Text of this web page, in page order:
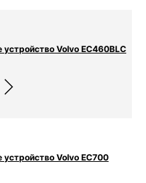
Volvo EC460BLC
Volvo EC700